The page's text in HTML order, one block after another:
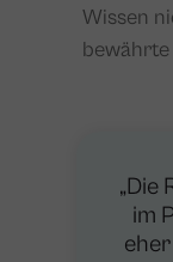
Wissen
„Die
im